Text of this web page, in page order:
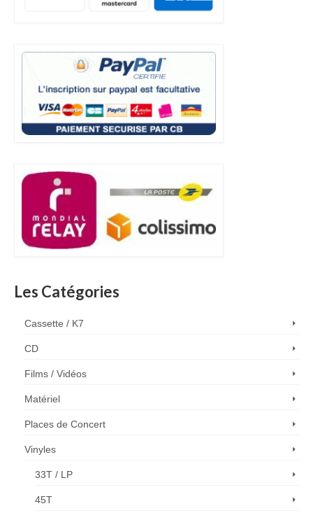
Les Catégories
Cassette / K7
CD
Films / Vidéos
Matériel
Places de Concert
Vinyles
33T / LP
45T